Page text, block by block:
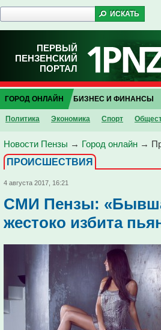
ПЕРВЫЙ
ПЕНЗЕНСКИЙ
ПОРТАЛ
ГОРОД ОНЛАЙН
Политика Экономика Спорт
БИЗНЕС И ФИНАНСЫ
Новости Пензы → Город онлайн →
ПРОИCШЕСТВИЯ
4 августа 2017, 16:21
СМИ Пензы:
жестоко избита